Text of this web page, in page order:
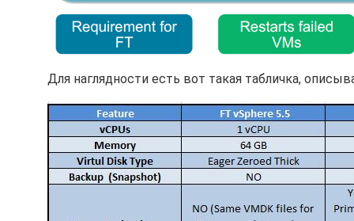
Для наглядности есть вот такая табличка,